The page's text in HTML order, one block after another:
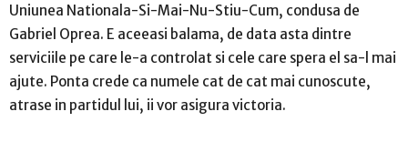
Uniunea Nationala-Si-Mai-Nu-Stiu-Cum, condusa de
Gabriel Oprea. E aceeasi balama, de data asta dintre
serviciile pe care le-a controlat si cele care spera el sa-l mai
ajute. Ponta crede ca numele cat de cat mai cunoscute,
atrase in partidul lui, ii vor asigura victoria.